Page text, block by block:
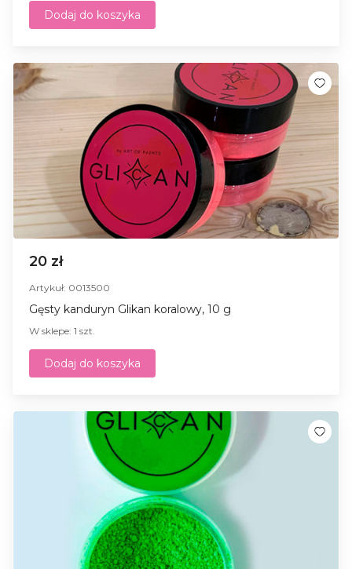
Dodaj do koszyka
20 zł
Artykuł: 0013500
Gęsty kanduryn Glikan koralowy, 10 g
W sklepe: 1 szt.
Dodaj do koszyka